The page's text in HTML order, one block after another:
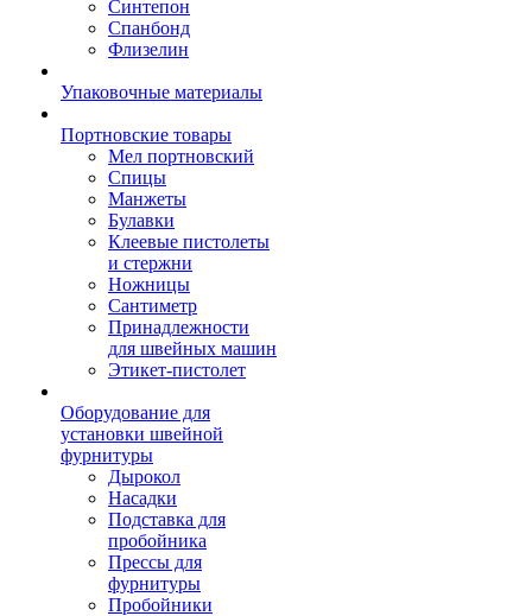
Синтепон
Спанбонд
Флизелин
Упаковочные материалы
Портновские товары
Мел портновский
Спицы
Манжеты
Булавки
Клеевые пистолеты
и стержни
Ножницы
Сантиметр
Принадлежности
для швейных машин
Этикет-пистолет
Оборудование для
установки швейной
фурнитуры
Дырокол
Насадки
Подставка для
пробойника
Прессы для
фурнитуры
Пробойники